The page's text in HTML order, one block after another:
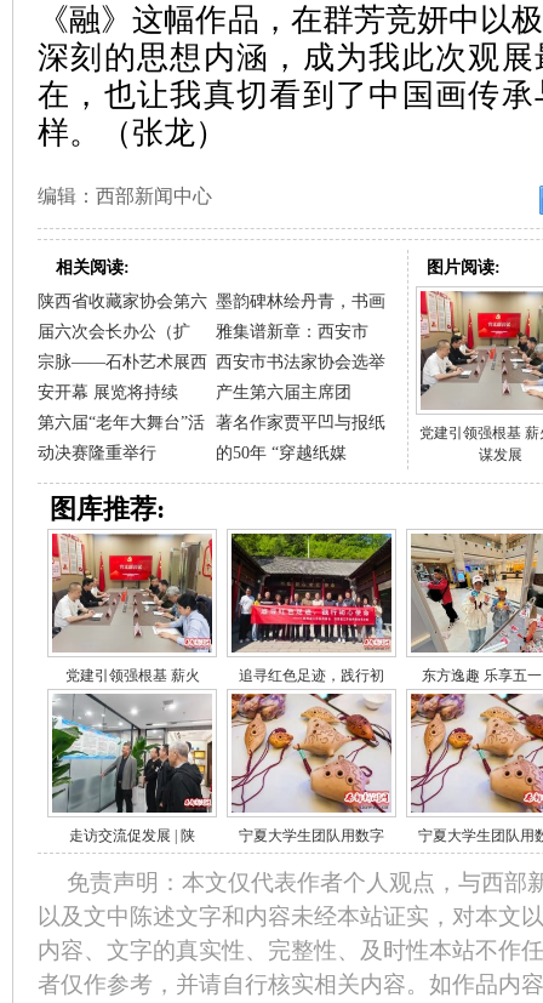
《融》这幅作品，在群芳竞妍中以
深刻的思想内涵，成为我此次观
在，也让我真切看到了中国画传
样。（张龙）
编辑：西部新闻中心
相关阅读:
陕西省收藏家协会第六
届六次会长办公（扩
墨韵碑林绘丹青，书画
雅集谱新章：西安市
宗脉——石朴艺术展西
安开幕 展览将持续
西安市书法家协会选举
产生第六届主席团
第六届“老年大舞台”活
动决赛隆重举行
著名作家贾平凹与报纸
的50年 “穿越纸媒
图片阅读:
党建引领强根基 薪
谋发展
图库推荐:
党建引领强根基 薪火 追寻红色足迹，践行初 东方逸趣 乐享五
走访交流促发展 | 陕 宁夏大学生团队用数字 宁夏大学生团队用
免责声明：本文仅代表作者个人观点，与西部
以及文中陈述文字和内容未经本站证实，对本文
内容、文字的真实性、完整性、及时性本站不作
者仅作参考，并请自行核实相关内容。如作品内